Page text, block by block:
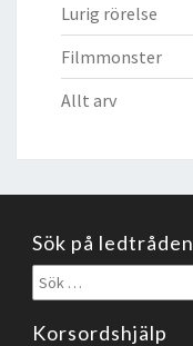
Lurig rörelse
Filmmonster
Allt arv
Sök på ledtråden
Sök
efter:
Korsordshjälp